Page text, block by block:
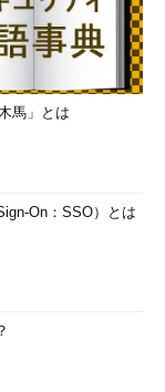
馬」とは
On：SSO）とは